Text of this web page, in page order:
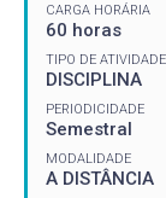
CARGA HORÁRIA
60 horas
TIPO DE ATIVIDADE
DISCIPLINA
PERIODICIDADE
Semestral
MODALIDADE
A DISTÂNCIA